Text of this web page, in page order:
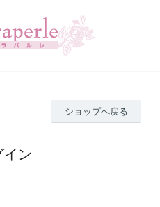
ショップへ戻る
イン